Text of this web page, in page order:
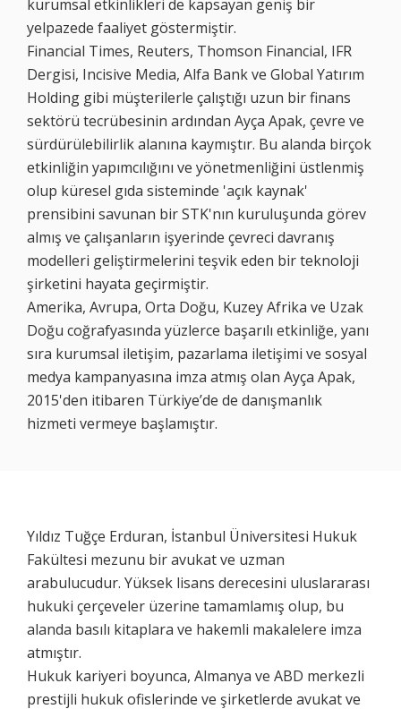
kurumsal etkinlikleri de kapsayan geniş bir
yelpazede faaliyet göstermiştir.
Financial Times, Reuters, Thomson Financial, IFR
Dergisi, Incisive Media, Alfa Bank ve Global Yatırım
Holding gibi müşterilerle çalıştığı uzun bir finans
sektörü tecrübesinin ardından Ayça Apak, çevre ve
sürdürülebilirlik alanına kaymıştır. Bu alanda birçok
etkinliğin yapımcılığını ve yönetmenliğini üstlenmiş
olup küresel gıda sisteminde 'açık kaynak'
prensibini savunan bir STK'nın kuruluşunda görev
almış ve çalışanların işyerinde çevreci davranış
modelleri geliştirmelerini teşvik eden bir teknoloji
şirketini hayata geçirmiştir.
Amerika, Avrupa, Orta Doğu, Kuzey Afrika ve Uzak
Doğu coğrafyasında yüzlerce başarılı etkinliğe, yanı
sıra kurumsal iletişim, pazarlama iletişimi ve sosyal
medya kampanyasına imza atmış olan Ayça Apak,
2015'den itibaren Türkiye’de de danışmanlık
hizmeti vermeye başlamıştır.
Yıldız Tuğçe Erduran, İstanbul Üniversitesi Hukuk
Fakültesi mezunu bir avukat ve uzman
arabulucudur. Yüksek lisans derecesini uluslararası
hukuki çerçeveler üzerine tamamlamış olup, bu
alanda basılı kitaplara ve hakemli makalelere imza
atmıştır.
Hukuk kariyeri boyunca, Almanya ve ABD merkezli
prestijli hukuk ofislerinde ve şirketlerde avukat ve